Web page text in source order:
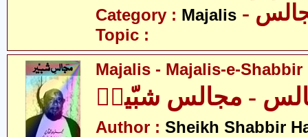
Category : Majalis
Topic :
Majalis - Majalis-e-Shabbir
- مجالس شبّیرؑ
Author : Sheikh Shabbir